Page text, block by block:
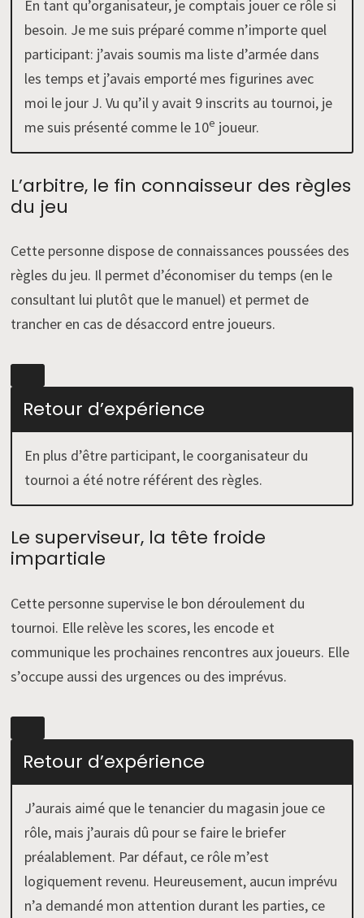
En tant qu’organisateur, je comptais jouer ce rôle si
besoin. Je me suis préparé comme n’importe quel
participant: j’avais soumis ma liste d’armée dans
les temps et j’avais emporté mes figurines avec
moi le jour J. Vu qu’il y avait 9 inscrits au tournoi, je
me suis présenté comme le 10e joueur.
L’arbitre, le fin connaisseur des règles
du jeu
Cette personne dispose de connaissances poussées des
règles du jeu. Il permet d’économiser du temps (en le
consultant lui plutôt que le manuel) et permet de
trancher en cas de désaccord entre joueurs.
Retour d’expérience
En plus d’être participant, le coorganisateur du
tournoi a été notre référent des règles.
Le superviseur, la tête froide
impartiale
Cette personne supervise le bon déroulement du
tournoi. Elle relève les scores, les encode et
communique les prochaines rencontres aux joueurs. Elle
s’occupe aussi des urgences ou des imprévus.
Retour d’expérience
J’aurais aimé que le tenancier du magasin joue ce
rôle, mais j’aurais dû pour se faire le briefer
préalablement. Par défaut, ce rôle m’est
logiquement revenu. Heureusement, aucun imprévu
n’a demandé mon attention durant les parties, ce